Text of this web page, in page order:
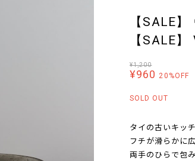
【SALE
【SALE
¥1,200
¥960 20%OFF
SOLD OUT
タイの古いキッ
フチが滑らかに
両手のひらで包